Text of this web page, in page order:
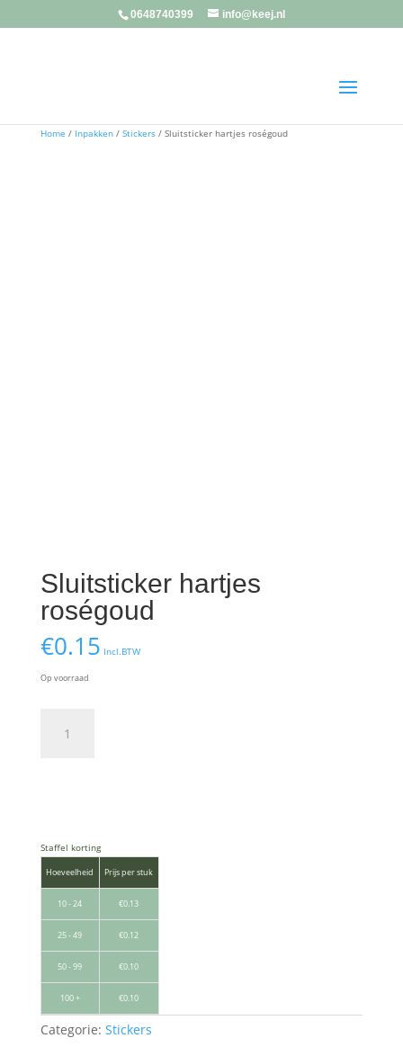
0648740399 info@keej.nl
Home / Inpakken/ Stickers/ Sluitsticker hartjes roségoud
Sluitsticker hartjes
roségoud
€0.15 Incl.BTW
Op voorraad
hartjes
Staffel korting
Hoeveelheid Prijs per stuk
10 - 24 €0.13
25 - 49 €0.12
50 - 99 €0.10
100 + €0.10
Categorie: Stickers